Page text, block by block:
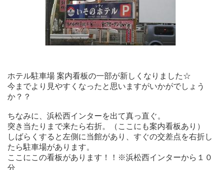
ホテル駐車場 案内看板の一部が新しくなりました☆
今までより見やすくなったと思いますがいかがでしょう
か？？
ちなみに、浜松西インターを出て真っ直ぐ。
突き当たりまで来たら右折。（ここにも案内看板あり）
しばらくすると左側に当館があり、すぐの交差点を右折し
たら駐車場があります。
ここにこの看板があります！！ ※浜松西インターから１０
分